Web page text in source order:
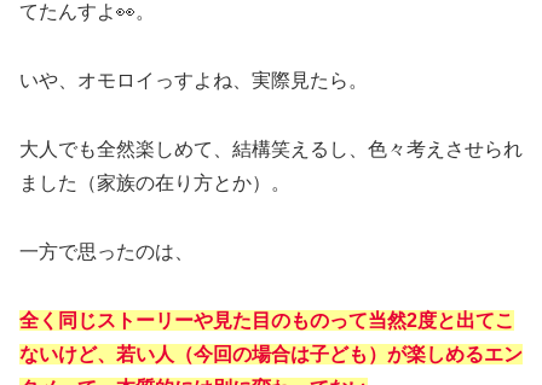
てたんすよ👀。
いや、オモロイっすよね、実際見たら。
大人でも全然楽しめて、結構笑えるし、色々考えさせられ
ました（家族の在り方とか）。
一方で思ったのは、
全く同じストーリーや見た目のものって当然2度と出てこ
ないけど、若い人（今回の場合は子ども）が楽しめるエン